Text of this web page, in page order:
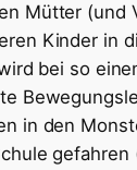
Mütter (und
Kinder in
bei so
in den
gefahren